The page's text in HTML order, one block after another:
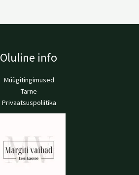
Oluline info
Müügitingimused
Tarne
Privaatsuspoliitika